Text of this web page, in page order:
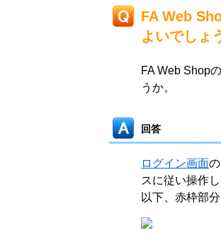
FA Web
よいでしょ
FA Web Shop
うか。
回答
ログイン画面
スに従い操作
以下、赤枠部